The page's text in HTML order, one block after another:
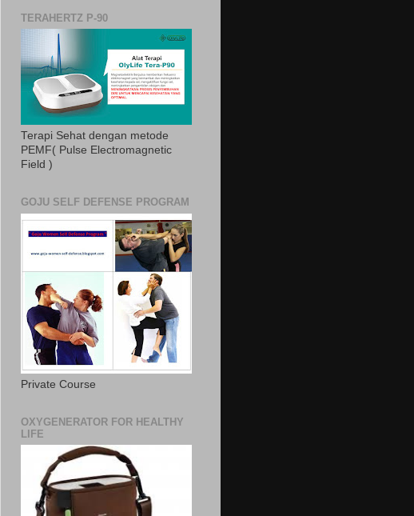
TERAHERTZ P-90
Terapi Sehat dengan metode
PEMF( Pulse Electromagnetic
Field )
GOJU SELF DEFENSE PROGRAM
Private Course
OXYGENERATOR FOR HEALTHY
LIFE